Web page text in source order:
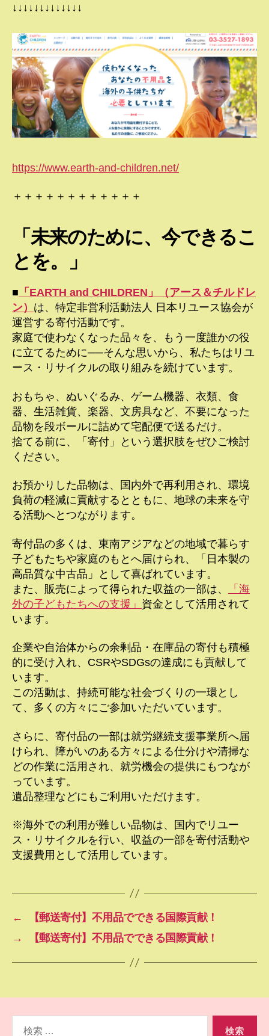
↓↓↓↓↓↓↓↓↓↓↓↓↓
https://www.earth-and-children.net/
＋＋＋＋＋＋＋＋＋＋＋＋
「未来のために、今できるこ
とを。」
■ 「EARTH and CHILDREN」（アース＆チルドレ
ン） は、特定非営利活動法人 日本リユース協会が
運営する寄付活動です。
家庭で使わなくなった品々を、もう一度誰かの役
に立てるために──そんな思いから、私たちはリユ
ース・リサイクルの取り組みを続けています。
おもちゃ、ぬいぐるみ、ゲーム機器、衣類、食
器、生活雑貨、楽器、文房具など、不要になった
品物を段ボールに詰めて宅配便で送るだけ。
捨てる前に、「寄付」という選択肢をぜひご検討
ください。
お預かりした品物は、国内外で再利用され、環境
負荷の軽減に貢献するとともに、地球の未来を守
る活動へとつながります。
寄付品の多くは、東南アジアなどの地域で暮らす
子どもたちや家庭のもとへ届けられ、「日本製の
高品質な中古品」として喜ばれています。
また、販売によって得られた収益の一部は、
「海
外の子どもたちへの支援」 資金として活用されて
います。
企業や自治体からの余剰品・在庫品の寄付も積極
的に受け入れ、CSRやSDGsの達成にも貢献して
います。
この活動は、持続可能な社会づくりの一環とし
て、多くの方々にご参加いただいています。
さらに、寄付品の一部は就労継続支援事業所へ届
けられ、障がいのある方々による仕分けや清掃な
どの作業に活用され、就労機会の提供にもつなが
っています。
遺品整理などにもご利用いただけます。
※海外での利用が難しい品物は、国内でリユー
ス・リサイクルを行い、収益の一部を寄付活動や
支援費用として活用しています。
←
【郵送寄付】不用品でできる国際貢献！
→
【郵送寄付】不用品でできる国際貢献！